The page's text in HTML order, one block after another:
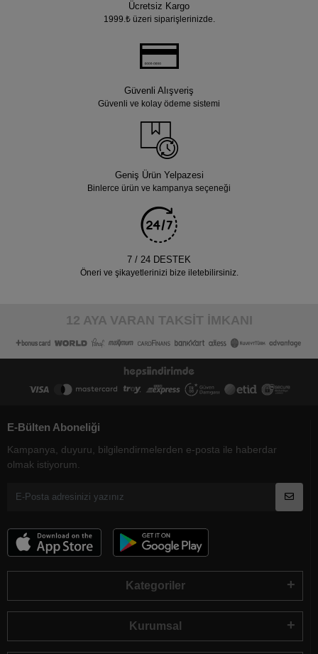
Ücretsiz Kargo
1999.₺ üzeri siparişlerinizde.
Güvenli Alışveriş
Güvenli ve kolay ödeme sistemi
Geniş Ürün Yelpazesi
Binlerce ürün ve kampanya seçeneği
7 / 24 DESTEK
Öneri ve şikayetlerinizi bize iletebilirsiniz.
12 AYA VARAN TAKSİT İMKANI
E-Bülten Aboneliği
Kampanya, duyuru, bilgilendirmelerden e-posta ile haberdar
olmak istiyorum.
Kategoriler
Kurumsal